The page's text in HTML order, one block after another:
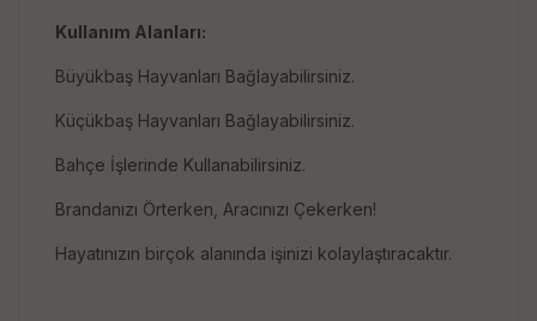
Kullanım Alanları:
Büyükbaş Hayvanları Bağlayabilirsiniz.
Küçükbaş Hayvanları Bağlayabilirsiniz.
Bahçe İşlerinde Kullanabilirsiniz.
Brandanızı Örterken, Aracınızı Çekerken!
Hayatınızın birçok alanında işinizi kolaylaştıracaktır.